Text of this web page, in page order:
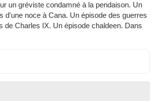
un gréviste condamné à la pendaison. Un
d'une noce à Cana. Un épisode des guerres
de Charles IX. Un épisode chaldeen. Dans